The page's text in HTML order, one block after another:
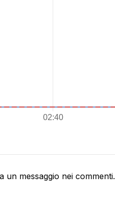
un messaggio nei commenti.